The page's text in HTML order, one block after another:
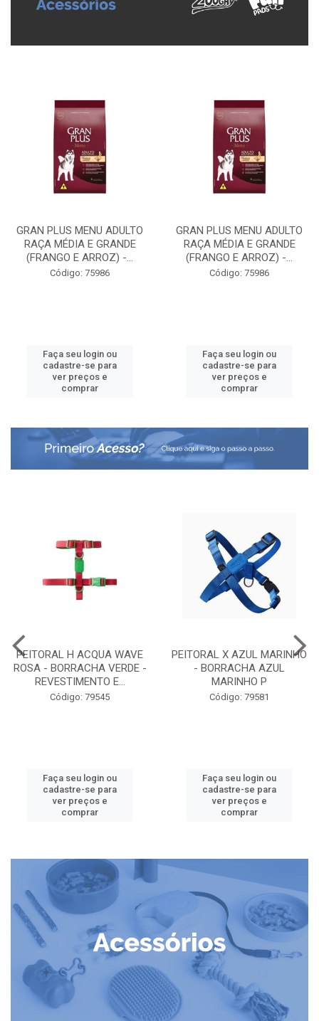
GRAN PLUS MENU ADULTO
RAÇA MÉDIA E GRANDE
(FRANGO E ARROZ) -...
Código: 75986
Faça seu login ou
cadastre-se para
ver preços e
comprar
GRAN PLUS MENU ADULTO
RAÇA MÉDIA E GRANDE
(FRANGO E ARROZ) -...
Código: 75986
Faça seu login ou
cadastre-se para
ver preços e
comprar
PEITORAL H ACQUA WAVE
ROSA - BORRACHA VERDE -
REVESTIMENTO E...
Código: 79545
Faça seu login ou
cadastre-se para
ver preços e
comprar
PEITORAL X AZUL MARINHO
- BORRACHA AZUL
MARINHO P
Código: 79581
Faça seu login ou
cadastre-se para
ver preços e
comprar